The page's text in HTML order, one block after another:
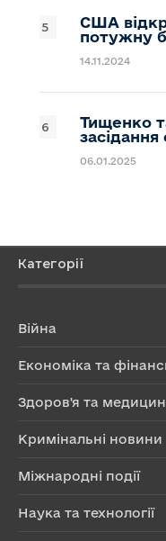
США
потужну
14.11.2024
Тищенко
06.01.2025
Категорії
Війна
Економіка та
Здоров'я та
Кримінальні новини
Міжнародні події
Наука та технології